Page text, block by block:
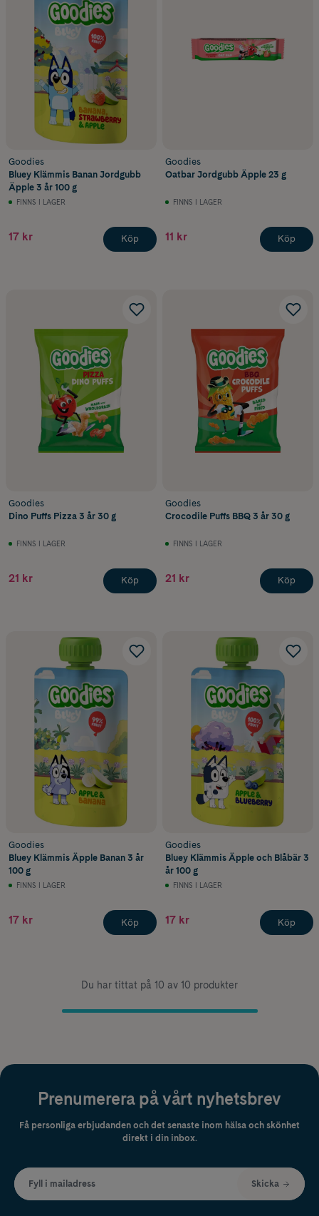
Goodies
Bluey Klämmis Banan Jordgubb
Äpple 3 år 100 g
FINNS I LAGER
17 kr Köp
Goodies
Oatbar Jordgubb Äpple 23 g
FINNS I LAGER
11 kr Köp
Goodies
Dino Puffs Pizza 3 år 30 g
FINNS I LAGER
21 kr Köp
Goodies
Crocodile Puffs BBQ 3 år 30 g
FINNS I LAGER
21 kr Köp
Goodies
Bluey Klämmis Äpple Banan 3 år
100 g
FINNS I LAGER
17 kr Köp
Goodies
Bluey Klämmis Äpple och Blåbär 3
år 100 g
FINNS I LAGER
17 kr Köp
Du har tittat på 10 av 10 produkter
Prenumerera på vårt nyhetsbrev
Få personliga erbjudanden och det senaste inom hälsa och skönhet
direkt i din inbox.
Fyll i mailadress Skicka